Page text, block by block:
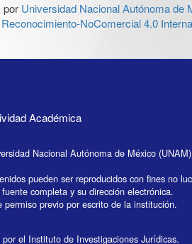
por Universidad Nacional Autónoma de
NoComercial 4.0
Académica
Nacional Autónoma de México
pueden ser reproducidos con fines no
completa y su dirección electrónica.
permiso previo por escrito de la institución.
el Instituto de Investigaciones Jurídicas.